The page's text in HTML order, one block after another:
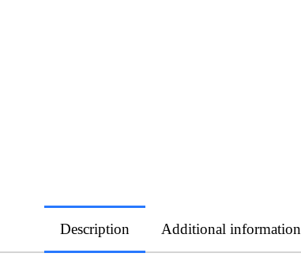
Description Additional information